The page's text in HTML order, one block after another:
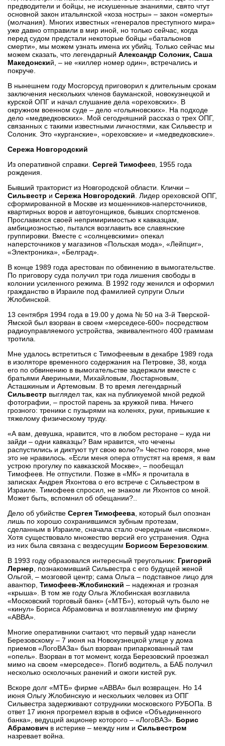
предводители и бойцы, не искушенные знаниями, свято чтут
основной закон итальянской «коза ностры» – закон «омерты»
(молчания). Многих известных «генералов преступного мира»
уже давно отправили в мир иной, но только сейчас, когда
перед судом предстали некоторые бойцы «батальонов
смерти», мы можем узнать имена их убийц. Только сейчас мы
можем сказать, что легендарный Александр Солоник, Саша
Македонский, – не «киллер номер один», встречались и
покруче.
В нынешнем году Мосгорсуд приговорил к длительным срокам
заключения нескольких членов бауманской, новокузнецкой и
курской ОПГ и начал слушание дела «ореховских». В
окружном военном суде – дело «гольяновских». На подходе
дело «медведковских». Мой сегодняшний рассказ о трех ОПГ,
связанных с такими известными личностями, как Сильвестр и
Солоник. Это «курганские», «ореховские» и «медведковские».
Сережа Новгородский
Из оперативной справки. Сергей Тимофеев, 1955 года
рождения.
Бывший тракторист из Новгородской области. Клички –
Сильвестр и Сережа Новгородский . Лидер ореховской ОПГ,
сформированной в Москве из мошенников-наперсточников,
квартирных воров и автоугонщиков, бывших спортсменов.
Прославился своей непримиримостью к кавказцам,
амбициозностью, пытался возглавить все славянские
группировки. Вместе с «солнцевскими» опекал
наперсточников у магазинов «Польская мода», «Лейпциг»,
«Электроника», «Белград».
В конце 1989 года арестован по обвинению в вымогательстве.
По приговору суда получил три года лишения свободы в
колонии усиленного режима. В 1992 году женился и оформил
гражданство в Израиле под фамилией супруги Ольги
Жлобинской.
13 сентября 1994 года в 19.00 у дома № 50 на 3-й Тверской-
Ямской был взорван в своем «мерседесе-600» посредством
радиоуправляемого устройства, эквивалентного 400 граммам
тротила.
Мне удалось встретиться с Тимофеевым в декабре 1989 года
в изоляторе временного содержания на Петровке, 38, когда
его по обвинению в вымогательстве задержали вместе с
братьями Авериными, Михайловым, Люстарновым,
Асташкиным и Артемовым. В то время легендарный
Сильвестр выглядел так, как на публикуемой мной редкой
фотографии, – простой парень за кружкой пива. Ничего
грозного: треники с пузырями на коленях, руки, привыкшие к
тяжелому физическому труду.
«А вам, девушка, нравится, что в любом ресторане – куда ни
зайди – одни кавказцы? Вам нравится, что чечены
распустились и диктуют тут свою волю?» Честно говоря, мне
это не нравилось. «Если меня опера отпустят на время, я вам
устрою прогулку по кавказской Москве», – пообещал
Тимофеев. Не отпустили. Позже в «МК» я прочитала в
записках Андрея Яхонтова о его встрече с Сильвестром в
Израиле. Тимофеев спросил, не знаком ли Яхонтов со мной.
Может быть, вспомнил об обещании?..
Дело об убийстве Сергея Тимофеева , который был опознан
лишь по хорошо сохранившимся зубным протезам,
сделанным в Израиле, сначала стало очередным «висяком».
Хотя существовало множество версий его устранения. Одна
из них была связана с вездесущим Борисом Березовским
В 1993 году образовался интересный треугольник: Григорий
Лернер , познакомивший Сильвестра с его будущей женой
Ольгой, – мозговой центр; сама Ольга – подставное лицо для
авантюр, Тимофеев-Жлобинский – надежная и грозная
«крыша». В том же году Ольга Жлобинская возглавила
«Московский торговый банк» («МТБ»), который чуть было не
«кинул» Бориса Абрамовича и возглавляемую им фирму
«АВВА».
Многие оперативники считают, что первый удар нанесли
Березовскому – 7 июня на Новокузнецкой улице у дома
приемов «ЛогоВАЗа» был взорван припаркованный там
«опель». Взорван в тот момент, когда Березовский проезжал
мимо на своем «мерседесе». Погиб водитель, а БАБ получил
несколько осколочных ранений и ожоги кистей рук.
Вскоре долг «МТБ» фирме «АВВА» был возвращен. Но 14
июня Ольгу Жлобинскую и нескольких человек из ОПГ
Сильвестра задерживают сотрудники московского РУБОПа. В
ответ 17 июня прогремел взрыв в офисе «Объединенного
банка», ведущий акционер которого – «ЛогоВАЗ». Борис
Абрамович в истерике – между ним и Сильвестром
назревает война.